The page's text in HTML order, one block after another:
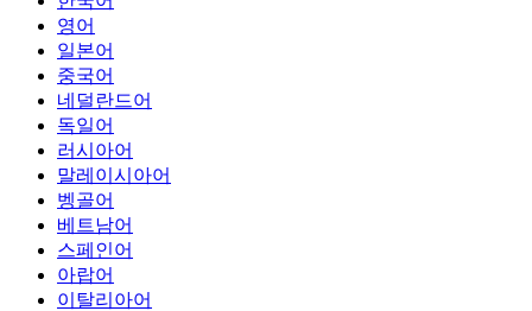
영어
일본어
중국어
네덜란드어
독일어
러시아어
말레이시아어
벵골어
베트남어
스페인어
아랍어
이탈리아어